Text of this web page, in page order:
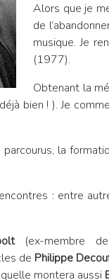
Alors que je
de
musique. Je
(1977).
Obtenant la
bien ! ). Je
la
: entre
(ex-membre
de Philippe D
montera aussi